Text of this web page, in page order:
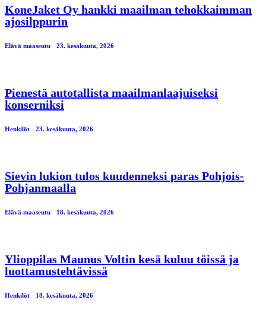
KoneJaket Oy hankki maailman tehokkaimman
ajosilppurin
Elävä maaseutu 23. kesäkuuta, 2026
Pienestä autotallista maailmanlaajuiseksi
konserniksi
Henkilöt 23. kesäkuuta, 2026
Sievin lukion tulos kuudenneksi paras Pohjois-
Pohjanmaalla
Elävä maaseutu 18. kesäkuuta, 2026
Ylioppilas Maunus Voltin kesä kuluu töissä ja
luottamustehtävissä
Henkilöt 18. kesäkuuta, 2026